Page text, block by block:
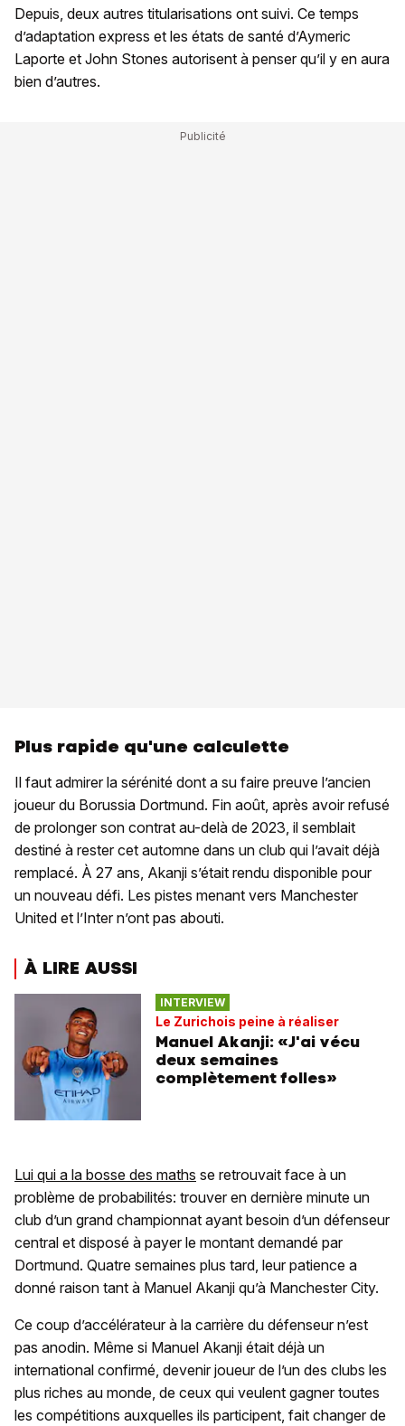
Depuis, deux autres titularisations ont suivi. Ce temps
d’adaptation express et les états de santé d’Aymeric
Laporte et John Stones autorisent à penser qu’il y en aura
bien d’autres.
Plus rapide qu'une calculette
Il faut admirer la sérénité dont a su faire preuve l’ancien
joueur du Borussia Dortmund. Fin août, après avoir refusé
de prolonger son contrat au-delà de 2023, il semblait
destiné à rester cet automne dans un club qui l’avait déjà
remplacé. À 27 ans, Akanji s’était rendu disponible pour
un nouveau défi. Les pistes menant vers Manchester
United et l’Inter n’ont pas abouti.
À LIRE AUSSI
INTERVIEW
Le Zurichois peine à réaliser
Manuel Akanji: «J'ai vécu
deux semaines
complètement folles»
Lui qui a la bosse des maths se retrouvait face à un
problème de probabilités: trouver en dernière minute un
club d’un grand championnat ayant besoin d’un défenseur
central et disposé à payer le montant demandé par
Dortmund. Quatre semaines plus tard, leur patience a
donné raison tant à Manuel Akanji qu’à Manchester City.
Ce coup d’accélérateur à la carrière du défenseur n’est
pas anodin. Même si Manuel Akanji était déjà un
international confirmé, devenir joueur de l’un des clubs les
plus riches au monde, de ceux qui veulent gagner toutes
les compétitions auxquelles ils participent, fait changer de